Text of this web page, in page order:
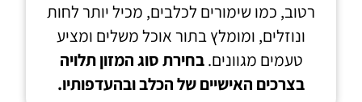
רטוב, כמו שימורים לכלבים, מכיל יותר לחות
ונוזלים, ומומלץ בתור אוכל משלים ומציע
טעמים מגוונים.בחירת סוג המזון תלויה
בצרכים האישיים של הכלב ובהעדפותיו.